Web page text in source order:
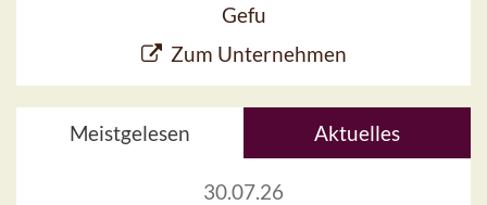
Gefu
Zum Unternehmen
Meistgelesen Aktuelles
30.07.26